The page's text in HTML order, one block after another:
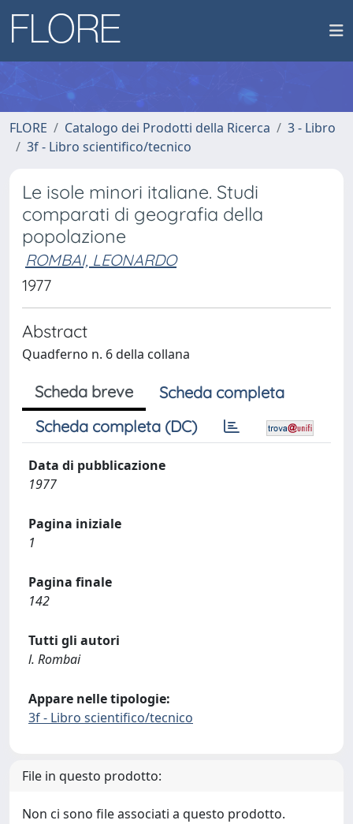
FLORE Catalogo dei Prodotti della Ricerca
3 - Libro
3f - Libro scientifico/tecnico
Le isole minori italiane. Studi
comparati di geografia della
popolazione
ROMBAI, LEONARDO
1977
Abstract
Quadferno n. 6 della collana
Scheda breve
Scheda completa
Scheda completa (DC)
Data di pubblicazione
1977
Pagina iniziale
1
Pagina finale
142
Tutti gli autori
l. Rombai
Appare nelle tipologie:
3f - Libro scientifico/tecnico
File in questo prodotto:
Non ci sono file associati a questo prodotto.